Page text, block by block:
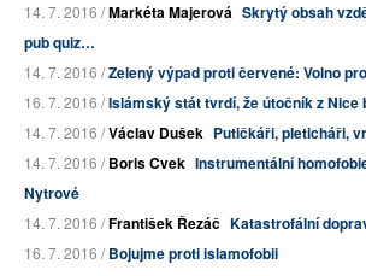
14. 7. 2016 /Markéta Majerová Skrytý obsah
pub quiz…
14. 7. 2016 /Zelený výpad proti červené: Volno
16. 7. 2016 /Islámský stát tvrdí, že útočník z Nice
14. 7. 2016 /Václav Dušek Putičkáři, pleticháři,
14. 7. 2016 /Boris Cvek Instrumentální
Nytrové
14. 7. 2016 /František Řezáč Katastrofální
16. 7. 2016 /Bojujme proti islamofobii